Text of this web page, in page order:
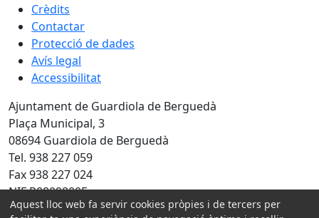
Crèdits
Contactar
Protecció de dades
Avís legal
Accessibilitat
Ajuntament de Guardiola de Berguedà
Plaça Municipal, 3
08694 Guardiola de Berguedà
Tel. 938 227 059
Fax 938 227 024
NIF P0809800F
Aquest lloc web fa servir cookies pròpies i de tercers per